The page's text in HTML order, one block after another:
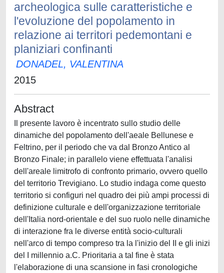
archeologica sulle caratteristiche e
l'evoluzione del popolamento in
relazione ai territori pedemontani e
planiziari confinanti
DONADEL, VALENTINA
2015
Abstract
Il presente lavoro è incentrato sullo studio delle
dinamiche del popolamento dell'aeale Bellunese e
Feltrino, per il periodo che va dal Bronzo Antico al
Bronzo Finale; in parallelo viene effettuata l'analisi
dell'areale limitrofo di confronto primario, ovvero quello
del territorio Trevigiano. Lo studio indaga come questo
territorio si configuri nel quadro dei più ampi processi di
definizione culturale e dell'organizzazione territoriale
dell'Italia nord-orientale e del suo ruolo nelle dinamiche
di interazione fra le diverse entità socio-culturali
nell'arco di tempo compreso tra la l'inizio del II e gli inizi
del I millennio a.C. Prioritaria a tal fine è stata
l'elaborazione di una scansione in fasi cronologiche